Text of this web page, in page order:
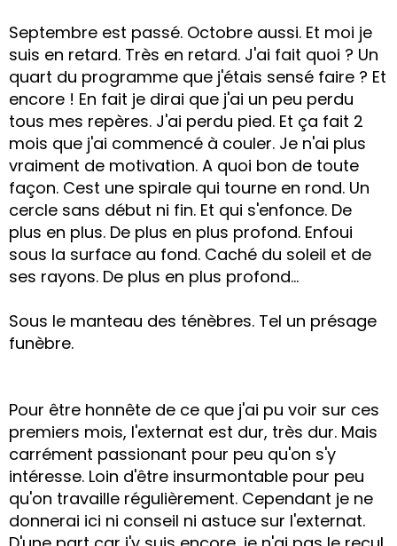
Septembre est passé. Octobre aussi. Et moi je
suis en retard. Très en retard. J'ai fait quoi ? Un
quart du programme que j'étais sensé faire ? Et
encore ! En fait je dirai que j'ai un peu perdu
tous mes repères. J'ai perdu pied. Et ça fait 2
mois que j'ai commencé à couler. Je n'ai plus
vraiment de motivation. A quoi bon de toute
façon. Cest une spirale qui tourne en rond. Un
cercle sans début ni fin. Et qui s'enfonce. De
plus en plus. De plus en plus profond. Enfoui
sous la surface au fond. Caché du soleil et de
ses rayons. De plus en plus profond...
Sous le manteau des ténèbres. Tel un présage
funèbre.
Pour être honnête de ce que j'ai pu voir sur ces
premiers mois, l'externat est dur, très dur. Mais
carrément passionant pour peu qu'on s'y
intéresse. Loin d'être insurmontable pour peu
qu'on travaille régulièrement. Cependant je ne
donnerai ici ni conseil ni astuce sur l'externat.